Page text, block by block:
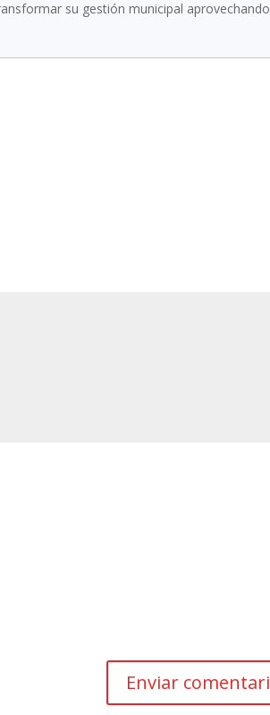
su gestión municipal aprovechando